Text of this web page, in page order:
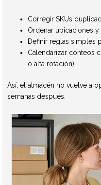
Corregir SKUs
Ordenar ubicaciones y
Definir reglas simples
Calendarizar conteos
o alta rotación).
Así, el almacén no vuelve a
semanas después.